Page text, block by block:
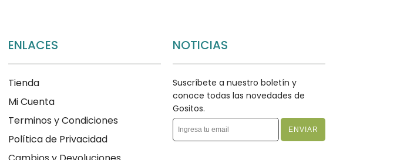
ENLACES
Tienda
Mi Cuenta
Terminos y Condiciones
Política de Privacidad
NOTICIAS
Suscríbete a nuestro boletín y
conoce todas las novedades de
Gositos.
ENVIAR